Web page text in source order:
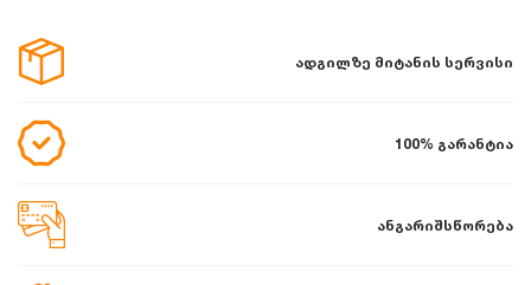
ადგილზე მიტანის სერვისი
100% გარანტია
ანგარიშსწორება